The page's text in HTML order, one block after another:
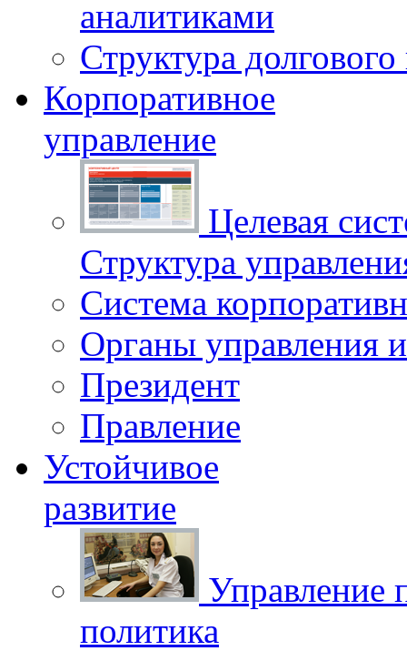
аналитиками
Структура
Корпоративное
управление
Целевая
Структура
Система
Органы управления
Президент
Правление
Устойчивое
развитие
Управление
политика